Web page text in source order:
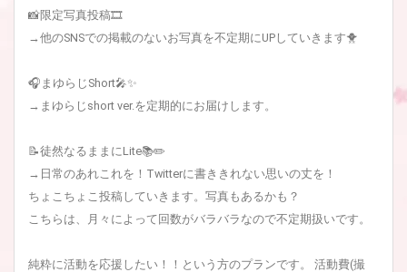
📸限定写真投稿🎞
→他のSNSでの掲載のないお写真を不定期にUPしていきます🐥
🎧まゆらじShort🎤✨
→まゆらじshort ver.を定期的にお届けします。
📝徒然なるままにLite📚✏️
→日常のあれこれを！Twitterに書ききれない思いの丈を！
ちょこちょこ投稿していきます。写真もあるかも？
こちらは、月々によって回数がバラバラなので不定期扱いです。
純粋に活動を応援したい！！という方のプランです。 活動費(撮